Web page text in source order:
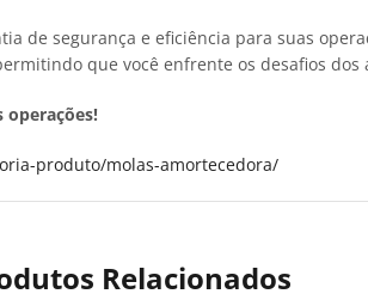
de segurança e eficiência para suas
que você enfrente os desafios
operações!
produto/molas-amortecedora/
Relacionados